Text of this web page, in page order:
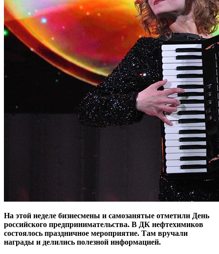
На этой неделе бизнесмены и самозанятые отметили День
российского предпринимательства. В ДК нефтехимиков
состоялось праздничное мероприятие. Там вручали
награды и делились полезной информацией.